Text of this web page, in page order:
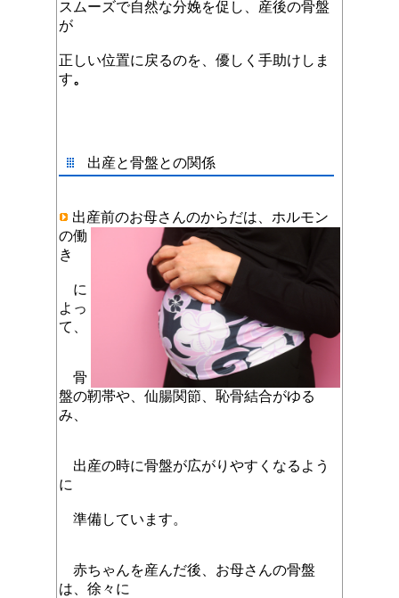
スムーズで自然な分娩を促し、産後の骨盤
が
正しい位置に戻るのを、優しく手助けしま
す。
出産と骨盤との関係
出産前のお母さんのからだは、 ホルモン
の働
き
に
よっ
て、
骨
盤の靭帯や、仙腸関節、恥骨結合がゆる
み、
出産の時に骨盤が広がりやすくなるよう
に
準備しています。
赤ちゃんを産んだ後、お母さんの骨盤
は、徐々に